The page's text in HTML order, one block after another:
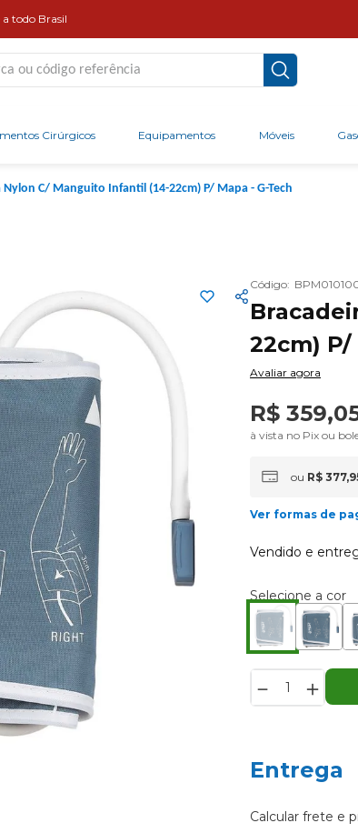
todo Brasil
código referência
Cirúrgicos Equipamentos Móveis
Nylon C/ Manguito Infantil (14-22cm) P/ Mapa - G-Tech
Código:
22cm) P/
Avaliar agora
R$ 359,
à vista no Pix ou
ou R$ 377,
Ver formas de
Vendido e
＋
－
Entrega